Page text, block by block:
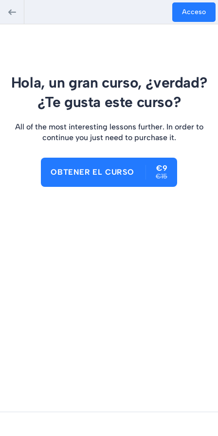
Acceso
Hola, un gran curso, ¿verdad?
¿Te gusta este curso?
All of the most interesting lessons further. In order to
continue you just need to purchase it.
OBTENER EL CURSO €9
€15